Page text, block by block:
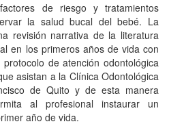
de riesgo y tratamientos
la salud bucal del bebé. La
revisión narrativa de la literatura
en los primeros años de vida con
de atención odontológica
asistan a la Clínica Odontológica
de Quito y de esta manera
al profesional instaurar un
año de vida.